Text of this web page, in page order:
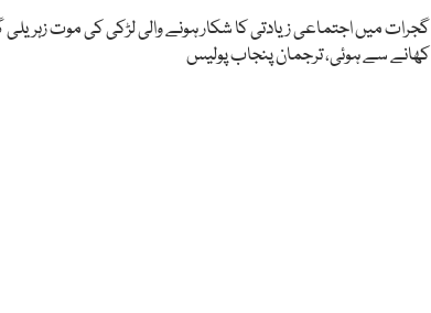
گجرات میں اجتماعی زیادتی کا شکار ہونے والی لڑکی کی موت زہریلی
کھانے سے ہوئی، ترجمان پنجاب پولیس